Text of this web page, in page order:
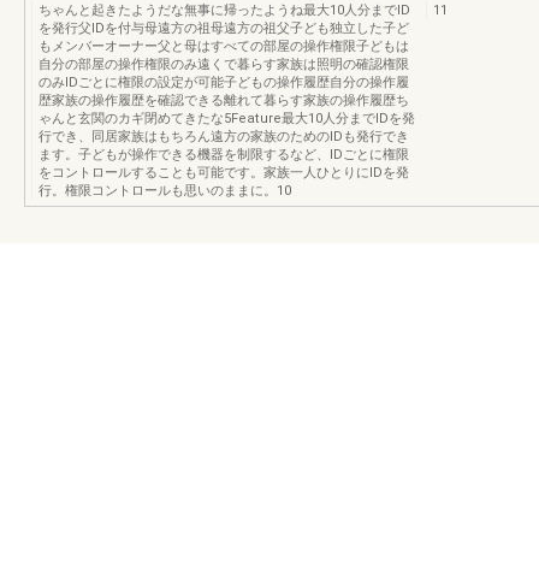
ちゃんと起きたようだな無事に帰ったようね最大10人分までID
を発行父IDを付与母遠方の祖母遠方の祖父子ども独立した子ど
もメンバーオーナー父と母はすべての部屋の操作権限子どもは
自分の部屋の操作権限のみ遠くで暮らす家族は照明の確認権限
のみIDごとに権限の設定が可能子どもの操作履歴自分の操作履
歴家族の操作履歴を確認できる離れて暮らす家族の操作履歴ち
ゃんと玄関のカギ閉めてきたな5Feature最大10人分までIDを発
行でき、同居家族はもちろん遠方の家族のためのIDも発行でき
ます。子どもが操作できる機器を制限するなど、IDごとに権限
をコントロールすることも可能です。家族一人ひとりにIDを発
行。権限コントロールも思いのままに。10
11